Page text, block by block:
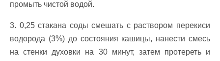
промыть чистой водой.
3. 0,25 стакана соды смешать с раствором перекиси
водорода (3%) до состояния кашицы, нанести смесь
на стенки духовки на 30 минут, затем протереть и